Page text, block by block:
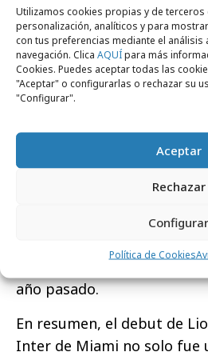
Utilizamos cookies propias y de terceros
personalización, analíticos y para
con tus preferencias mediante el
navegación. Clica AQUÍpara más
Cookies. Puedes aceptar todas las
"Aceptar" o configurarlas o rechazar su
"Configurar".
Aceptar
Rechazar
Configurar
Política de Cookies
Publix hizo que usuarios
marca en varias ocasiones.
Tras la conversación
plataformas sociales,
480M de seguidores en
partido Inter Miami vs
de fútbol estadounidense
que el fútbol no está ni en
el Inter de Miami quedó el
año pasado.
En resumen, el debut de
Inter de Miami no solo fue